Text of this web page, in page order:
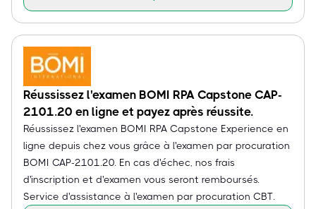
Réussissez l'examen BOMI RPA Capstone CAP-
2101.20 en ligne et payez après réussite.
Réussissez l'examen BOMI RPA Capstone Experience en
ligne depuis chez vous grâce à l'examen par procuration
BOMI CAP-2101.20. En cas d'échec, nos frais
d'inscription et d'examen vous seront remboursés.
Service d'assistance à l'examen par procuration CBT.